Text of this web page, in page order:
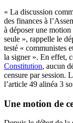
« La discussion
des finances à
à déposer une
seule », rappelle le
testé « communistes
la signer ». En effet,
Constitution, aucun
censure par session.
l’article 49 alinéa 3
Une motion de